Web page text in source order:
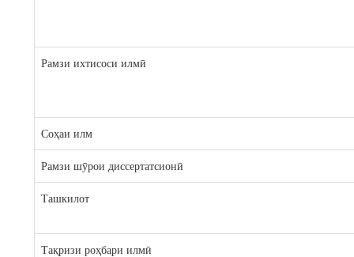
Рамзи ихтисоси илмӣ
Соҳаи илм
Рамзи шӯрои диссертатсионӣ
Ташкилот
Тақризи роҳбари илмӣ